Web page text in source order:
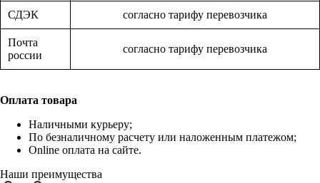
СДЭК согласно тарифу перевозчика
Почта
россии
согласно тарифу перевозчика
Оплата товара
Наличными курьеру;
По безналичному расчету или наложенным платежом;
Online оплата на сайте.
Наши преимущества